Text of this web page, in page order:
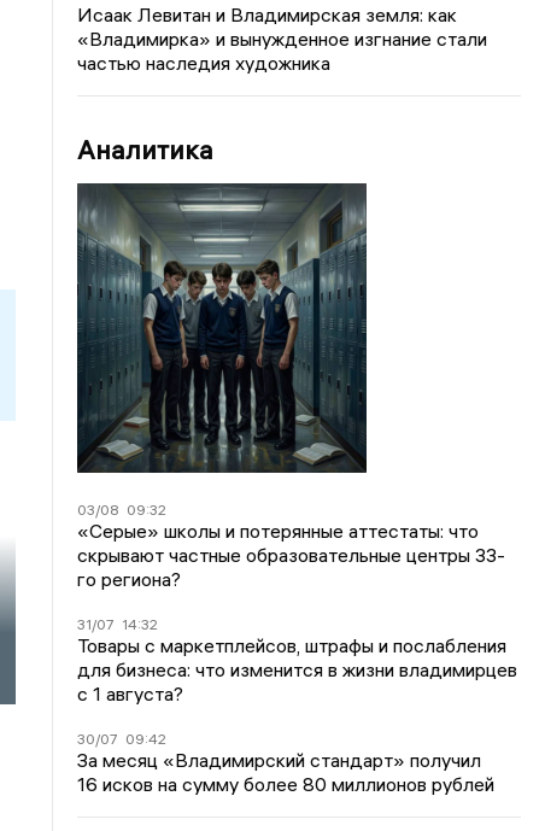
Исаак Левитан и Владимирская земля: как
«Владимирка» и вынужденное изгнание стали
частью наследия художника
Аналитика
03/08 09:32
«Серые» школы и потерянные аттестаты: что
скрывают частные образовательные центры 33-
го региона?
31/07 14:32
Товары с маркетплейсов, штрафы и послабления
для бизнеса: что изменится в жизни владимирцев
с 1 августа?
30/07 09:42
За месяц «Владимирский стандарт» получил
16 исков на сумму более 80 миллионов рублей